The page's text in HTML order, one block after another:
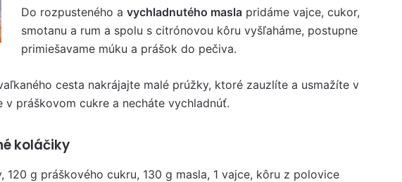
Do rozpusteného a vychladnutého masla pridáme vajce, cukor,
smotanu a rum a spolu s citrónovou kôru vyšľaháme, postupne
primiešavame múku a prášok do pečiva.
cesta nakrájajte malé prúžky, ktoré zauzlíte a usmažíte v
práškovom cukre a necháte vychladnúť.
koláčiky
120 g práškového cukru, 130 g masla, 1 vajce, kôru z polovice